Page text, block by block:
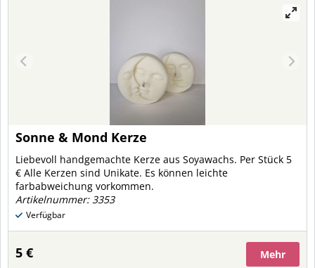
Sonne & Mond Kerze
Liebevoll handgemachte Kerze aus Soyawachs. Per Stück 5
€ Alle Kerzen sind Unikate. Es können leichte
farbabweichung vorkommen.
Artikelnummer: 3353
Verfügbar
5 € Mehr